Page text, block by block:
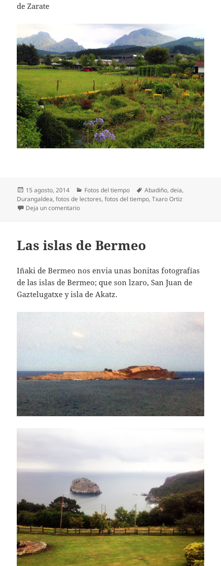
de Zarate
Publicado
el
15 agosto, 2014 Categorías
Fotos del tiempo Etiquetas
Abadiño,deia,
Durangaldea,fotos de lectores,fotos del tiempo,Txaro Ortiz
Deja un comentarioen Una tarde de agosto con nubes de tormenta
Las islas de Bermeo
Iñaki de Bermeo nos envia unas bonitas fotografías
de las islas de Bermeo; que son lzaro, San Juan de
Gaztelugatxe y isla deAkatz.